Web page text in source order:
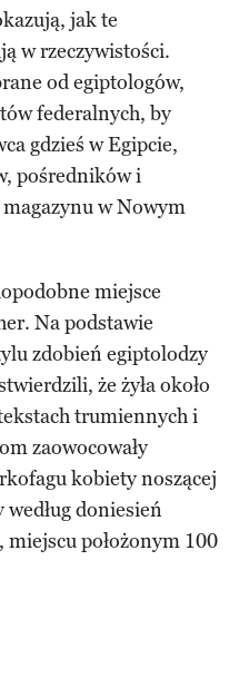
jak te
w rzeczywistości.
od egiptologów,
federalnych, by
gdzieś w Egipcie,
pośredników i
w Nowym
miejsce
Na podstawie
zdobień egiptolodzy
że żyła około
trumiennych i
zaowocowały
kobiety noszącej
doniesień
położonym 100